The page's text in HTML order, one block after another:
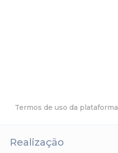
Termos de uso da plataforma
Realização